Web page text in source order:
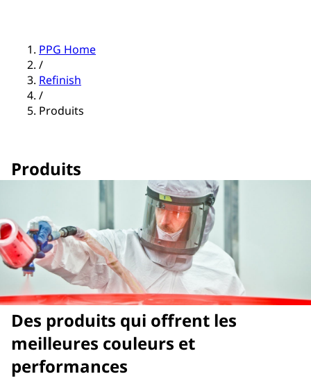
PPG Home
/
Refinish
/
Produits
Produits
Des produits qui offrent les
meilleures couleurs et
performances